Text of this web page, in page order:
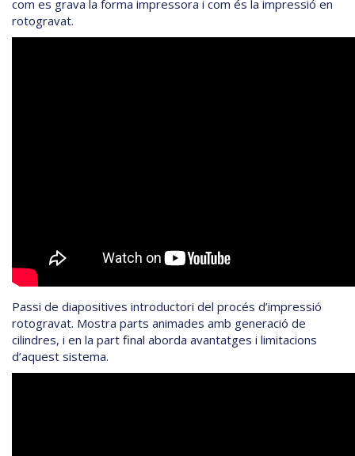
com es grava la forma impressora i com és la impressió en
rotogravat.
Passi de diapositives introductori del procés d’impressió
rotogravat. Mostra parts animades amb generació de
cilindres, i en la part final aborda avantatges i limitacions
d’aquest sistema.